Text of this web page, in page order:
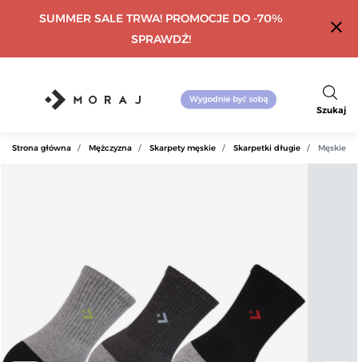
SUMMER SALE TRWA! PROMOCJE DO -70%
SPRAWDŹ!
close
Szukaj
Strona główna Mężczyzna Skarpety męskie Skarpetki długie Męskie